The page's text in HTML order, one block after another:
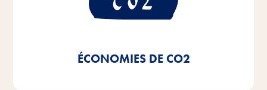
ÉCONOMIES DE CO2
chaudières à condensation de nos installations de
chauffage, ainsi qu'à l'utilisation d'un éclairage LED,
depuis 2020.